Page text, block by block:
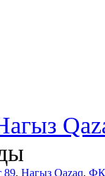
89, Нагыз Qazaq, ФК